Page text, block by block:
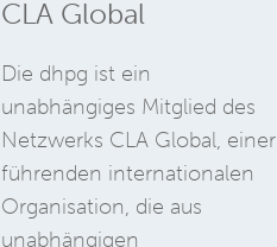
CLA Global
Die dhpg ist ein
unabhängiges Mitglied des
Netzwerks CLA Global, einer
führenden internationalen
Organisation, die aus
unabhängigen